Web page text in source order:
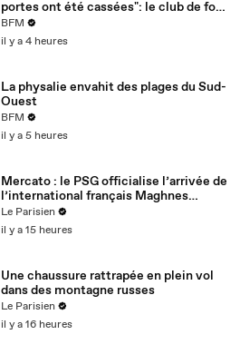
portes ont été cassées": le club de foot
de Champfleur victime d'un
cambriolage
BFM
il y a 4 heures
La physalie envahit des plages du Sud-
Ouest
BFM
il y a 5 heures
Mercato : le PSG officialise l’arrivée de
l’international français Maghnes
Akliouche
Le Parisien
il y a 15 heures
Une chaussure rattrapée en plein vol
dans des montagne russes
Le Parisien
il y a 16 heures